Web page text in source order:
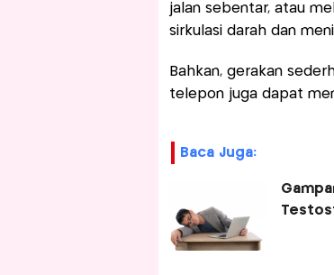
jalan sebentar, atau
sirkulasi darah dan
Bahkan, gerakan
telepon juga dapat
Baca Juga: